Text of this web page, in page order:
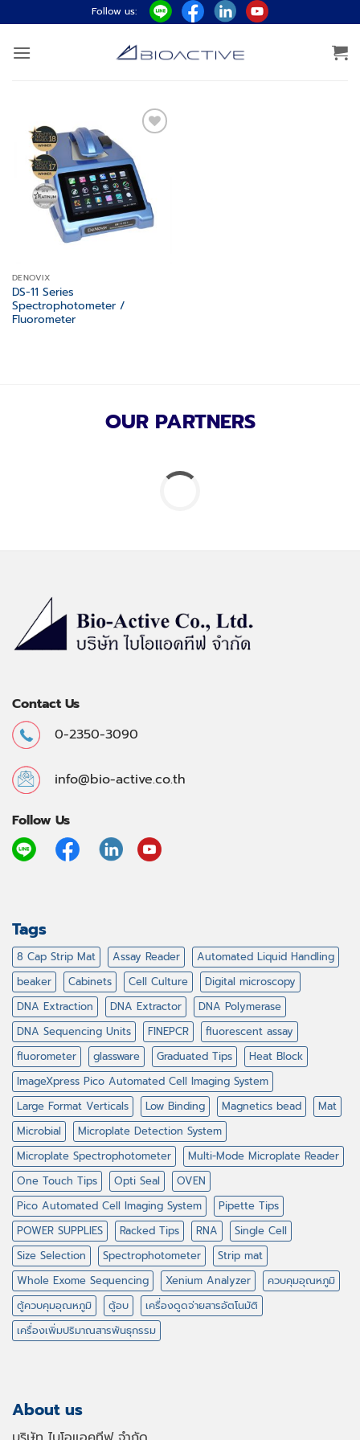
ไป
ยัง
Follow us:
wishlist
DENOVIX
DS-11 Series
Spectrophotometer /
Fluorometer
OUR PARTNERS
Contact Us
0-2350-3090
info@bio-active.co.th
Follow Us
Tags
8 Cap Strip Mat Assay Reader
Automated Liquid Handling
beaker
Cabinets Cell Culture
Digital microscopy
DNA Extraction
DNA Extractor
DNA Polymerase
DNA Sequencing Units
FINEPCR
fluorescent assay
fluorometer
glassware Graduated Tips
Heat Block
ImageXpress Pico Automated Cell Imaging System
Large Format Verticals
Low Binding Magnetics bead
Mat
Microbial
Microplate Detection System
Microplate Spectrophotometer
Multi-Mode Microplate Reader
One Touch Tips
Opti Seal
OVEN
Pico Automated Cell Imaging System
Pipette Tips
POWER SUPPLIES
Racked Tips RNA
Single Cell
Size Selection
Spectrophotometer
Strip mat
Whole Exome Sequencing
Xenium Analyzer
ควบคุมอุณหภูมิ
ตู้ควบคุมอุณหภูมิ
ตู้อบ
เครื่องดูดจ่ายสารอัตโนมัติ
เครื่องเพิ่มปริมาณสารพันธุกรรม
About us